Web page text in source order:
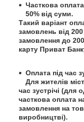
Часткова
50% від суми.
Такий варіант
замовлень від
замовлення до
карту Приват
Оплата під час
Для жителів
час зустрічі (для
часткова оплата
замовлення на
виробництві).